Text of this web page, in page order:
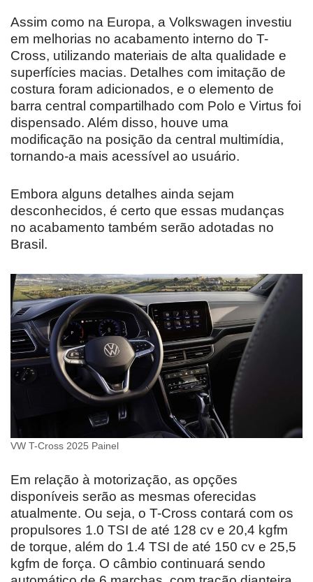
Assim como na Europa, a Volkswagen investiu
em melhorias no acabamento interno do T-
Cross, utilizando materiais de alta qualidade e
superfícies macias. Detalhes com imitação de
costura foram adicionados, e o elemento de
barra central compartilhado com Polo e Virtus foi
dispensado. Além disso, houve uma
modificação na posição da central multimídia,
tornando-a mais acessível ao usuário.
Embora alguns detalhes ainda sejam
desconhecidos, é certo que essas mudanças
no acabamento também serão adotadas no
Brasil.
VW T-Cross 2025 Painel
Em relação à motorização, as opções
disponíveis serão as mesmas oferecidas
atualmente. Ou seja, o T-Cross contará com os
propulsores 1.0 TSI de até 128 cv e 20,4 kgfm
de torque, além do 1.4 TSI de até 150 cv e 25,5
kgfm de força. O câmbio continuará sendo